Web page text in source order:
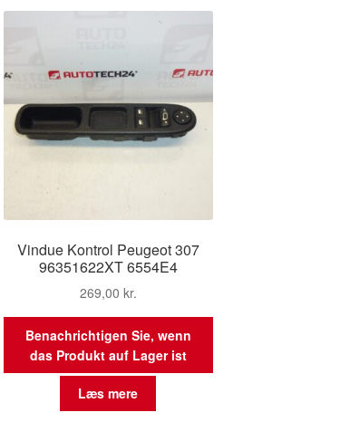
Vindue Kontrol Peugeot 307
96351622XT 6554E4
269,00 kr.
Benachrichtigen Sie, wenn
das Produkt auf Lager ist
Læs mere